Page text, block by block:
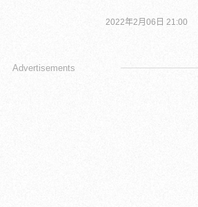
2022年2月06日 21:00
Advertisements